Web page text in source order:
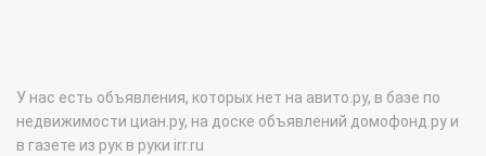
У нас есть объявления, которых нет на авито.ру, в базе по
недвижимости циан.ру, на доске объявлений домофонд.ру и
в газете из рук в руки irr.ru